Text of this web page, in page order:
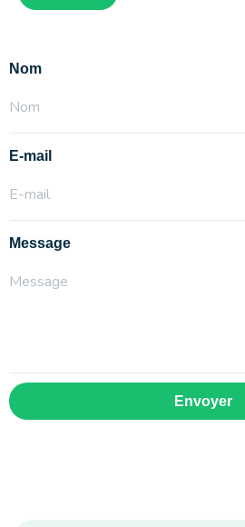
Nom
E-mail
Message
Envoyer